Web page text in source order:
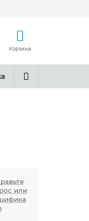
Корзина
или